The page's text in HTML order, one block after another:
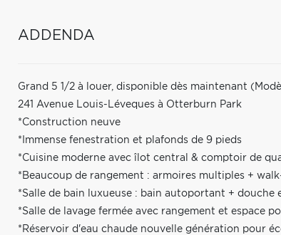
ADDENDA
Grand 5 1/2 à louer, disponible dès maintenant
241 Avenue Louis-Léveques à Otterburn Park
*Construction neuve
*Immense fenestration et plafonds de 9 pieds
*Cuisine moderne avec îlot central & comptoir de
*Beaucoup de rangement : armoires multiples +
*Salle de bain luxueuse : bain autoportant +
*Salle de lavage fermée avec rangement et espace
*Réservoir d'eau chaude nouvelle génération pour